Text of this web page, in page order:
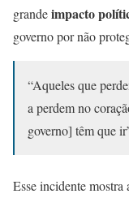
grandeimpacto
governo por não
“Aqueles que
a perdem no
governo] têm que
Esse incidente mostra